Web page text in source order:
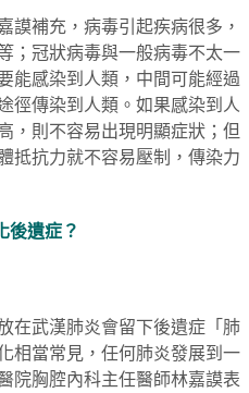
謨補充，病毒引起疾病很多，
；冠狀病毒與一般病毒不太一
能感染到人類，中間可能經過
徑傳染到人類。如果感染到人
，則不容易出現明顯症狀；但
抵抗力就不容易壓制，傳染力
後遺症？
在武漢肺炎會留下後遺症「肺
相當常見，任何肺炎發展到一
院胸腔內科主任醫師林嘉謨表